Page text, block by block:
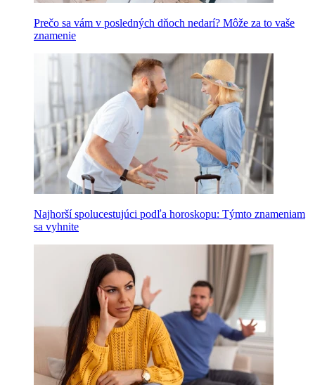
Prečo sa vám v posledných dňoch nedarí? Môže za to vaše
znamenie
Najhorší spolucestujúci podľa horoskopu: Týmto znameniam
sa vyhnite